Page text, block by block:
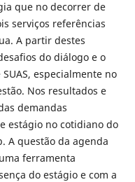
que no decorrer de
serviços referências
A partir destes
do diálogo e o
especialmente no
Nos resultados e
demandas
estágio no cotidiano do
A questão da agenda
ferramenta
do estágio e com a